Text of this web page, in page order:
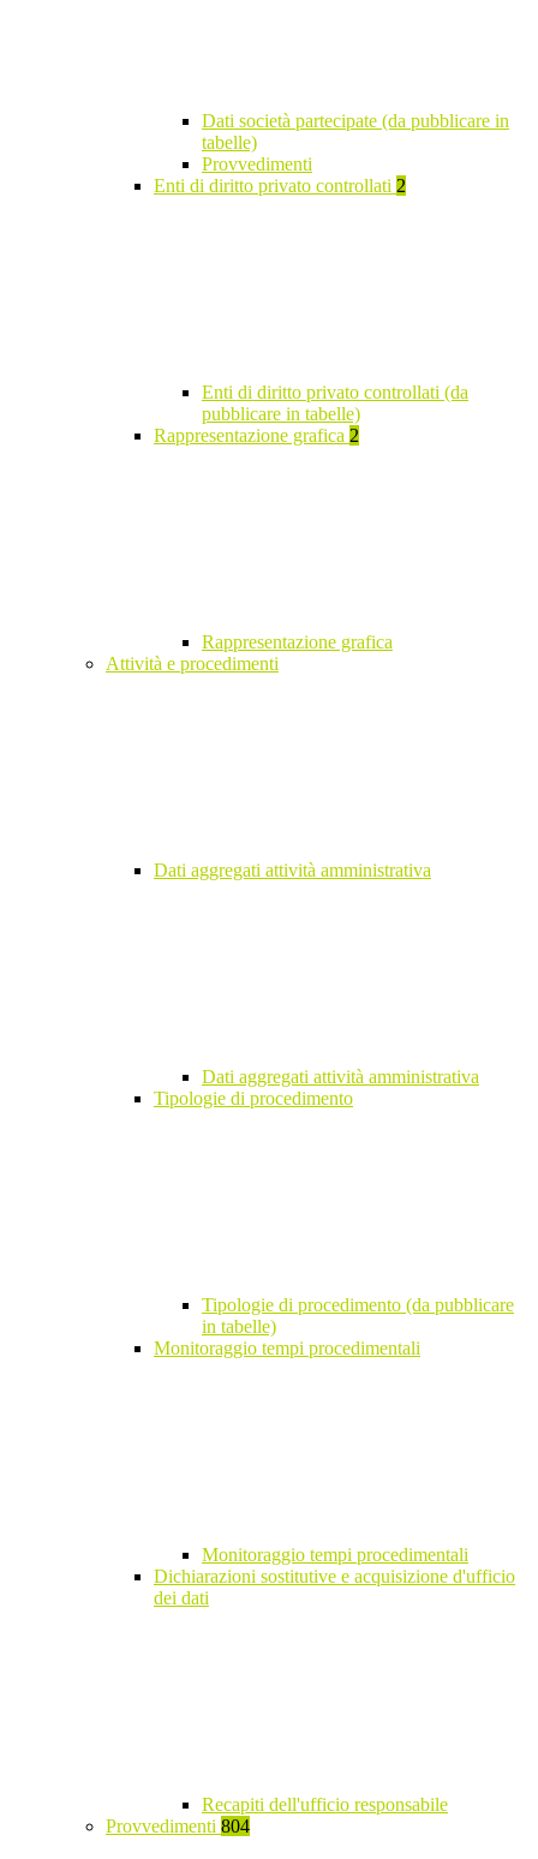
Dati società partecipate (da pubblicare in
tabelle)
Provvedimenti
Enti di diritto privato controllati 2
Enti di diritto privato controllati (da
pubblicare in tabelle)
Rappresentazione grafica 2
Rappresentazione grafica
Attività e procedimenti
Dati aggregati attività amministrativa
Dati aggregati attività amministrativa
Tipologie di procedimento
Tipologie di procedimento (da pubblicare
in tabelle)
Monitoraggio tempi procedimentali
Monitoraggio tempi procedimentali
Dichiarazioni sostitutive e acquisizione d'ufficio
dei dati
Recapiti dell'ufficio responsabile
Provvedimenti 804